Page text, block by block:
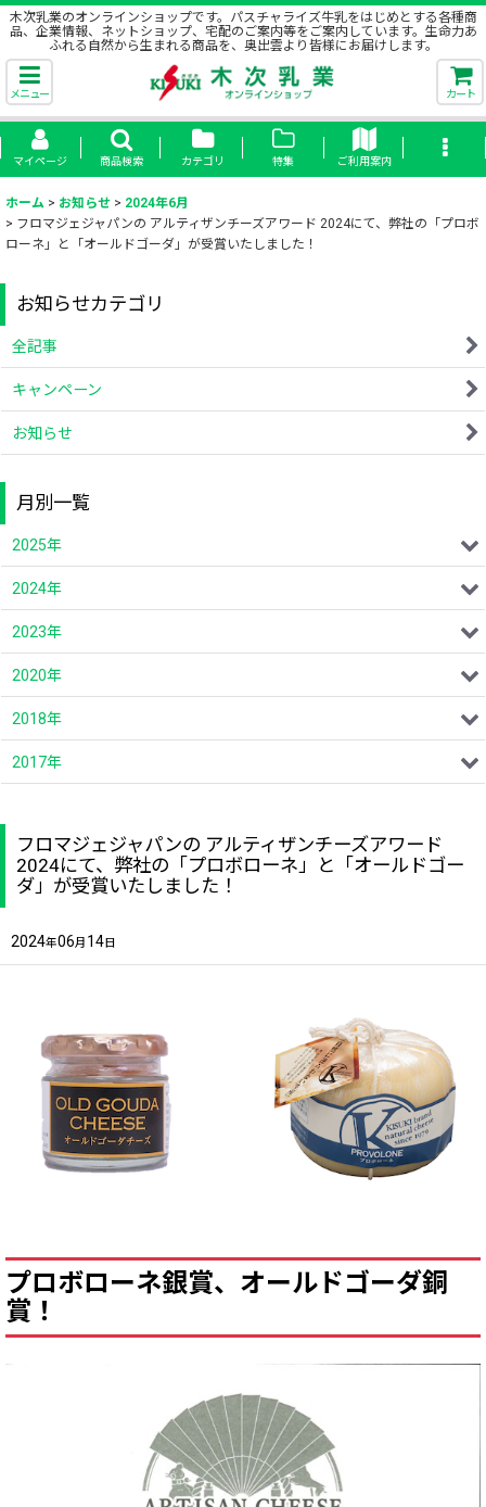
木次乳業のオンラインショップです。パスチャライズ牛乳をはじめとする各種商
品、企業情報、ネットショップ、宅配のご案内等をご案内しています。生命力あ
ふれる自然から生まれる商品を、奥出雲より皆様にお届けします。
メニュー カート
マイページ 商品検索 カテゴリ 特集 ご利用案内
ホーム > お知らせ > 2024年6月
> フロマジェジャパンの アルティザンチーズアワード 2024にて、弊社の「プロボ
ローネ」と「オールドゴーダ」が受賞いたしました！
フロマジェジャパンの アルティザンチーズアワード
2024にて、弊社の「プロボローネ」と「オールドゴー
ダ」が受賞いたしました！
2024年06月 14日
プロボローネ銀賞、オールドゴーダ銅
賞！
お知らせカテゴリ
全記事
キャンペーン
お知らせ
月別一覧
2025年
2024年
2023年
2020年
2018年
2017年